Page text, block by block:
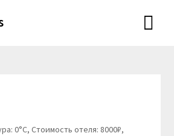
0°C, Стоимость отеля: 8000₽,